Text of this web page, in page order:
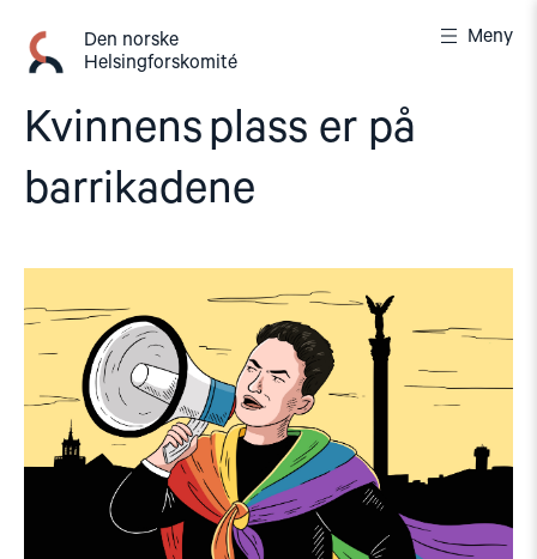
innhold
Den norske
Helsingforskomité
Meny
Kvinnens plass er på
barrikadene